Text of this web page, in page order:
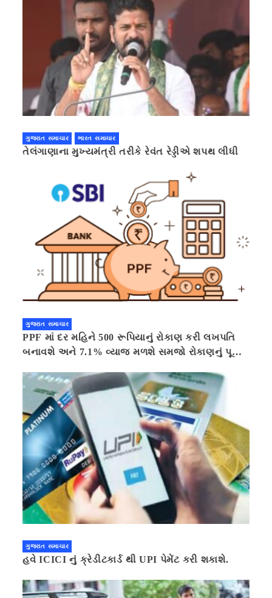
ગુજરાત સમાચાર ભારત સમાચાર
તેલંગાણાના મુખ્યમંત્રી તરીકે રેવંત રેડ્ડીએ શપથ લીધી
ગુજરાત સમાચાર
PPF માં દર મહિને 500 રૂપિયાનું રોકાણ કરી લખપતિ
બનાવશે અને 7.1% વ્યાજ મળશે સમજો રોકાણનું પૂરું
ગુજરાત સમાચાર
હવે ICICI નું ક્રેડીટકાર્ડ થી UPI પેમેંટ કરી શકાશે.